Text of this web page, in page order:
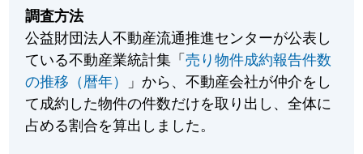
調査方法
公益財団法人不動産流通推進センターが公表し
ている不動産業統計集「売り物件成約報告件数
の推移（暦年）
」から、不動産会社が仲介をし
て成約した物件の件数だけを取り出し、全体に
占める割合を算出しました。